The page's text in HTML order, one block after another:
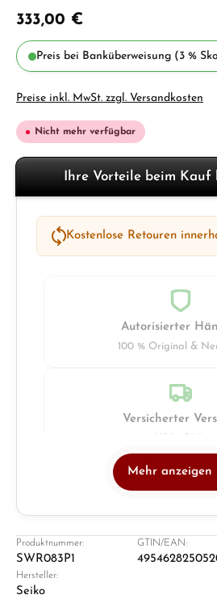
333,00 €
Preis bei Banküberweisung (3 %
Preise inkl. MwSt. zzgl. Versandkosten
Nicht mehr verfügbar
Ihre Vorteile beim Kauf
Kostenlose Retouren
Autorisierter
100 % Original &
Versicherter
Mehr anzeigen
Produktnummer:
SWR083P1
GTIN/EAN:
Hersteller:
Seiko